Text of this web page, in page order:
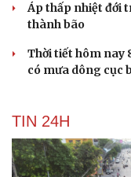
Áp thấp nhiệt đới
thành bão
Thời tiết hôm nay
có mưa dông cục
TIN 24H